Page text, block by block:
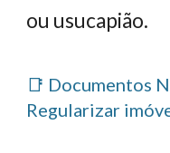
ou usucapião.
📑 Documentos
Regularizar